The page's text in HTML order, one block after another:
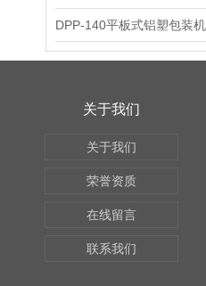
DPP-140平板式铝塑包装机
关于我们
关于我们
荣誉资质
在线留言
联系我们